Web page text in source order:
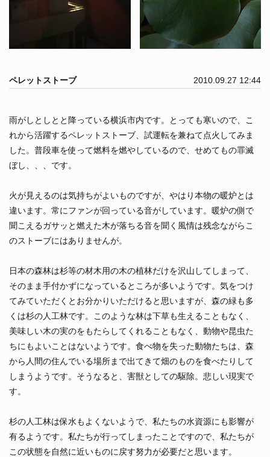
ペレットストーブ 2010.09.27 12:44
雨がしとしとと降っている横浜市内です。とっても寒いので、こ
れから活躍するペレットストーブ、試運転を兼ねて点火してみま
した。普段車を使って燃料を燃やしているので、せめてもの罪滅
ぼし、、、です。
火が見えるのは気持ちがよいものですが、やはり本物の暖炉とは
違います。常にファンが回っている音がしています。暖炉の側で
聞こえるガサッと燃えた木が落ちる音を聞く風情は残念ながらこ
のストーブにはありませんが。
日本の森林は杉等の材木用の木の植林だけを沢山してしまって、
そのまま手付かずになっているところが多いようです。気をつけ
てみていただくとお分かりいただけると思いますが、森の緑も多
くは杉の人工林です。このような林は下草も生えることもなく、
美味しい木の実のをもたらしてくれることもなく、動物や昆虫た
ちにもよいことはないようです。食べ物を失った動物たちは、森
から人間の住んでいる場所まで出てきて畑のものを食べたりして
しまうようです。そうなると、害獣としての駆除。悲しい現実で
す。
杉の人工林は保水もよくないようで、私たちの水資源にも影響が
有るようです。私たちが行ってしまったことですので、私たちが
この状態を自然に近いものに戻す努力が必要だと思います。